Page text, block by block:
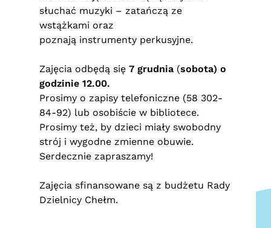
słuchać muzyki – zatańczą ze
wstążkami oraz
poznają instrumenty perkusyjne.
Zajęcia odbędą się 7 grudnia (sobota) o
godzinie 12.00.
Prosimy o zapisy telefoniczne (58 302-
84-92) lub osobiście w bibliotece.
Prosimy też, by dzieci miały swobodny
strój i wygodne zmienne obuwie.
Serdecznie zapraszamy!
Zajęcia sfinansowane są z budżetu Rady
Dzielnicy Chełm.